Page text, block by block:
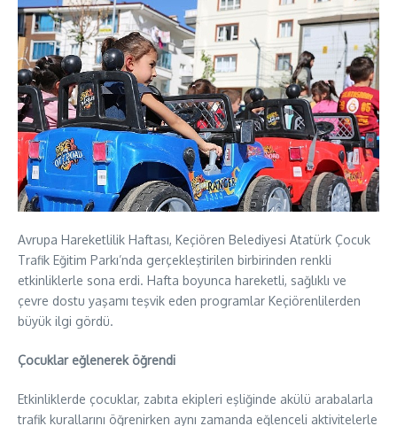
Avrupa Hareketlilik Haftası, Keçiören Belediyesi Atatürk Çocuk
Trafik Eğitim Parkı’nda gerçekleştirilen birbirinden renkli
etkinliklerle sona erdi. Hafta boyunca hareketli, sağlıklı ve
çevre dostu yaşamı teşvik eden programlar Keçiörenlilerden
büyük ilgi gördü.
Çocuklar eğlenerek öğrendi
Etkinliklerde çocuklar, zabıta ekipleri eşliğinde akülü arabalarla
trafik kurallarını öğrenirken aynı zamanda eğlenceli aktivitelerle